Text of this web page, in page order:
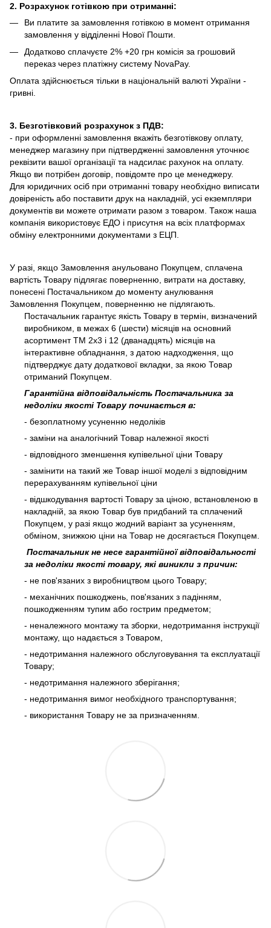
2. Розрахунок готівкою при отриманні:
Ви платите за замовлення готівкою в момент отримання
замовлення у відділенні Нової Пошти.
Додатково сплачуєте 2% +20 грн комісія за грошовий
переказ через платіжну систему NovaPay.
Оплата здійснюється тільки в національній валюті України -
гривні.
3. Безготівковий розрахунок з ПДВ:
- при оформленні замовлення вкажіть безготівкову оплату,
менеджер магазину при підтвердженні замовлення уточнює
реквізити вашої організації та надсилає рахунок на оплату.
Якщо ви потрібен договір, повідомте про це менеджеру.
Для юридичних осіб при отриманні товару необхідно виписати
довіреність або поставити друк на накладній, усі екземпляри
документів ви можете отримати разом з товаром. Також наша
компанія використовує ЕДО і присутня на всіх платформах
обміну електронними документами з ЕЦП.
У разі, якщо Замовлення анульовано Покупцем, сплачена
вартість Товару підлягає поверненню, витрати на доставку,
понесені Постачальником до моменту анулювання
Замовлення Покупцем, поверненню не підлягають.
Постачальник гарантує якість Товару в термін, визначений
виробником, в межах 6 (шести) місяців на основний
асортимент ТМ 2х3 і 12 (дванадцять) місяців на
інтерактивне обладнання, з датою надходження, що
підтверджує дату додаткової вкладки, за якою Товар
отриманий Покупцем.
Гарантійна відповідальність Постачальника за
недоліки якості Товару починається в:
- безоплатному усуненню недоліків
- заміни на аналогічний Товар належної якості
- відповідного зменшення купівельної ціни Товару
- замінити на такий же Товар іншої моделі з відповідним
перерахуванням купівельної ціни
- відшкодування вартості Товару за ціною, встановленою в
накладній, за якою Товар був придбаний та сплачений
Покупцем, у разі якщо жодний варіант за усуненням,
обміном, знижкою ціни на Товар не досягається Покупцем.
Постачальник не несе гарантійної відповідальності
за недоліки якості товару, які виникли з причин:
- не пов'язаних з виробництвом цього Товару;
- механічних пошкоджень, пов'язаних з падінням,
пошкодженням тупим або гострим предметом;
- неналежного монтажу та зборки, недотримання інструкції
монтажу, що надається з Товаром,
- недотримання належного обслуговування та експлуатації
Товару;
- недотримання належного зберігання;
- недотримання вимог необхідного транспортування;
- використання Товару не за призначенням.